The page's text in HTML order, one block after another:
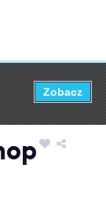
Zobacz